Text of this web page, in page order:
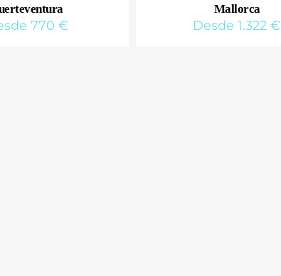
770 €
Mallorca
Desde 1.322 €